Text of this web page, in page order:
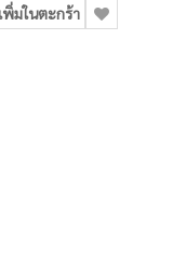
พิ่มในตะกร้า